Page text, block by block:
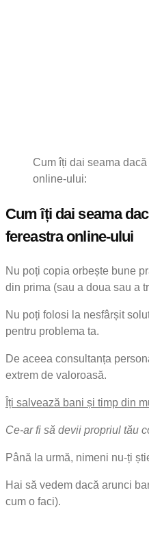
Cum îți dai seama
online-ului:
Cum îți dai seama
fereastra online-ului
Nu poți copia orbește bune
din prima (sau a doua sau a
Nu poți folosi la nesfârșit
pentru problema ta.
De aceea consultanța
extrem de valoroasă.
Îți salvează bani și timp din
Ce-ar fi să devii propriul tău
Până la urmă, nimeni nu-ți
Hai să vedem dacă arunci
cum o faci).